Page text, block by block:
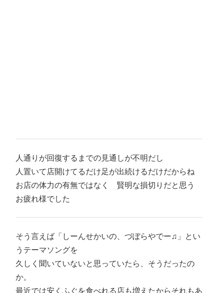
人通りが回復するまでの見通しが不明だし
人置いて店開けてるだけ足が出続けるだけだからね
お店の体力の有無ではなく 賢明な損切りだと思う
お疲れ様でした
そう言えば「しーんせかいの、づぼらやでー♫」とい
うテーマソングを
久しく聞いていないと思っていたら、そうだったの
か。
最近では安くふぐを食べれる店も増えたからそれもあ